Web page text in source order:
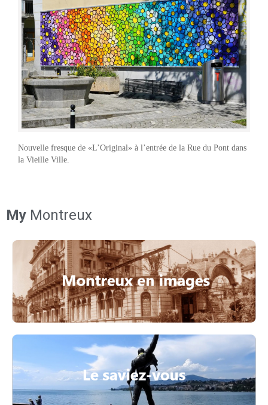
Nouvelle fresque de «L’Original» à l’entrée de la Rue du Pont dans
la Vieille Ville.
My Montreux